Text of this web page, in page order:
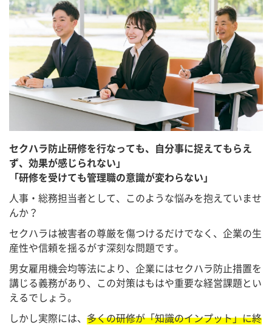
セクハラ防止研修を行なっても、自分事に捉えてもらえ
ず、効果が感じられない」
「研修を受けても管理職の意識が変わらない」
人事・総務担当者として、このような悩みを抱えていませ
んか？
セクハラは被害者の尊厳を傷つけるだけでなく、企業の生
産性や信頼を揺るがす深刻な問題です。
男女雇用機会均等法により、企業にはセクハラ防止措置を
講じる義務があり、この対策はもはや重要な経営課題とい
えるでしょう。
しかし実際には、 多くの研修が「知識のインプット」に終